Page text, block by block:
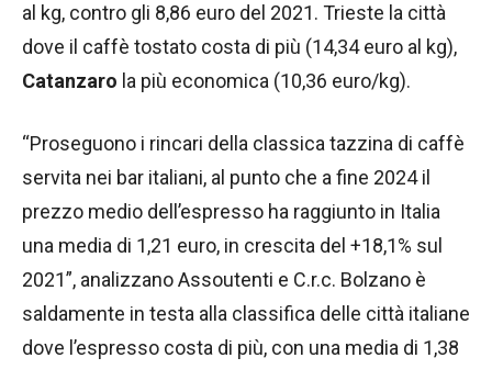
al kg, contro gli 8,86 euro del 2021. Trieste la città
dove il caffè tostato costa di più (14,34 euro al kg),
Catanzaro la più economica (10,36 euro/kg).
“Proseguono i rincari della classica tazzina di caffè
servita nei bar italiani, al punto che a fine 2024 il
prezzo medio dell’espresso ha raggiunto in Italia
una media di 1,21 euro, in crescita del +18,1% sul
2021”, analizzano Assoutenti e C.r.c. Bolzano è
saldamente in testa alla classifica delle città italiane
dove l’espresso costa di più, con una media di 1,38